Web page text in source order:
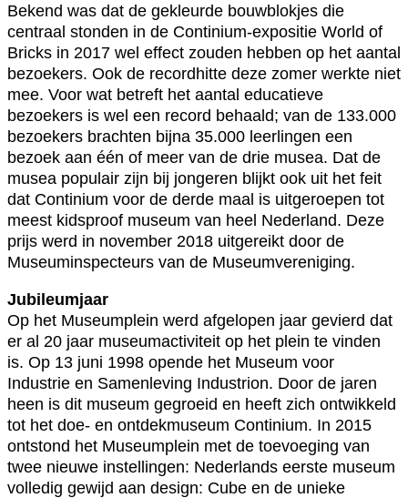
Bekend was dat de gekleurde bouwblokjes die
centraal stonden in de Continium-expositie World of
Bricks in 2017 wel effect zouden hebben op het aantal
bezoekers. Ook de recordhitte deze zomer werkte niet
mee. Voor wat betreft het aantal educatieve
bezoekers is wel een record behaald; van de 133.000
bezoekers brachten bijna 35.000 leerlingen een
bezoek aan één of meer van de drie musea. Dat de
musea populair zijn bij jongeren blijkt ook uit het feit
dat Continium voor de derde maal is uitgeroepen tot
meest kidsproof museum van heel Nederland. Deze
prijs werd in november 2018 uitgereikt door de
Museuminspecteurs van de Museumvereniging.
Jubileumjaar
Op het Museumplein werd afgelopen jaar gevierd dat
er al 20 jaar museumactiviteit op het plein te vinden
is. Op 13 juni 1998 opende het Museum voor
Industrie en Samenleving Industrion. Door de jaren
heen is dit museum gegroeid en heeft zich ontwikkeld
tot het doe- en ontdekmuseum Continium. In 2015
ontstond het Museumplein met de toevoeging van
twee nieuwe instellingen: Nederlands eerste museum
volledig gewijd aan design: Cube en de unieke